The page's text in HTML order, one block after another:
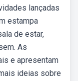
lançadas
estampa
de estar,
As
e apresentam
ideias sobre